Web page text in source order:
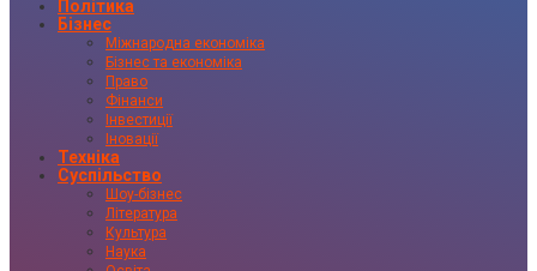
Політика
Бізнес
Міжнародна економіка
Бізнес та економіка
Право
Фінанси
Інвестиції
Іновації
Техніка
Суспільство
Шоу-бізнес
Література
Культура
Наука